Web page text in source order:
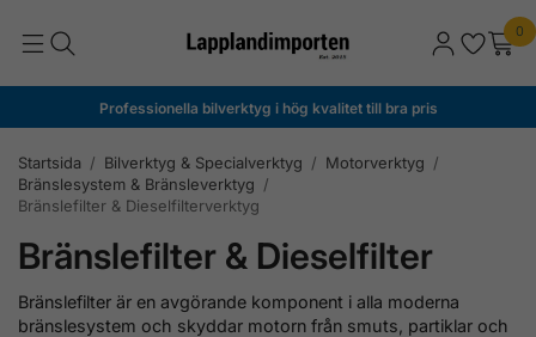
0
Professionella bilverktyg i hög kvalitet till bra pris
Startsida / Bilverktyg & Specialverktyg / Motorverktyg /
Bränslesystem & Bränsleverktyg /
Bränslefilter & Dieselfilterverktyg
Bränslefilter & Dieselfilter
Bränslefilter är en avgörande komponent i alla moderna
bränslesystem och skyddar motorn från smuts, partiklar och